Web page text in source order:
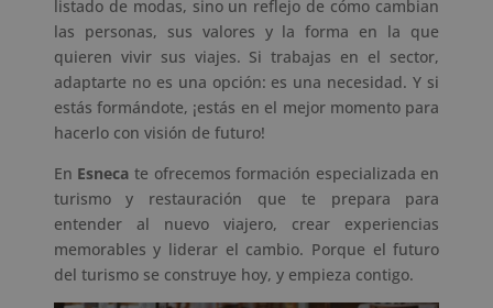
listado de modas, sino un reflejo de cómo cambian
las personas, sus valores y la forma en la que
quieren vivir sus viajes. Si trabajas en el sector,
adaptarte no es una opción: es una necesidad. Y si
estás formándote, ¡estás en el mejor momento para
hacerlo con visión de futuro!
En Esneca te ofrecemos formación especializada en
turismo y restauración que te prepara para
entender al nuevo viajero, crear experiencias
memorables y liderar el cambio. Porque el futuro
del turismo se construye hoy, y empieza contigo.